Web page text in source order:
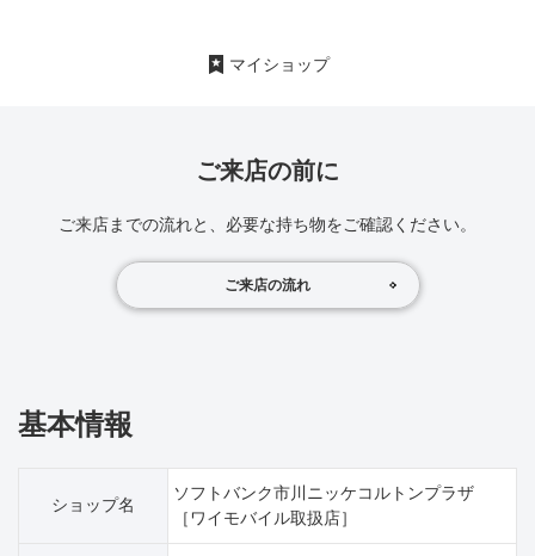
マイショップ
ご来店の前に
ご来店までの流れと、必要な持ち物をご確認ください。
ご来店の流れ
基本情報
ショップ名
ソフトバンク市川ニッケコルトンプラザ
［ワイモバイル取扱店］